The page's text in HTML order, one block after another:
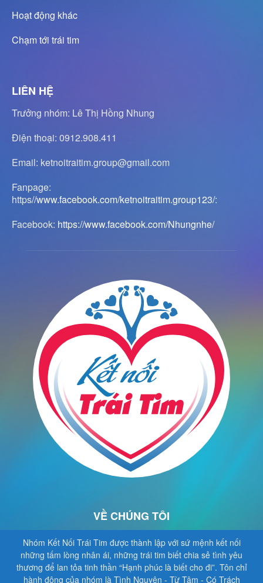
Hoạt động khác
Chạm tới trái tim
LIÊN HỆ
Trưởng nhóm: Lê Thị Hồng Nhung
Điện thoại: 0912.908.411
Email: ketnoitraitim.group@gmail.com
Fanpage:
https//www.facebook.com/ketnoitraitim.group123/:
Facebook: https://www.facebook.com/Nhungnhe/
VỀ CHÚNG TÔI
Nhóm Kết Nối Trái Tim được thành lập với sứ mệnh kết nối
những tấm lòng nhân ái, những trái tim biết chia sẻ tình yêu
thương để lan tỏa tinh thần “Hạnh phúc là biết cho đi”. Tôn chỉ
hành động của nhóm là Tình Nguyện - Từ Tâm - Có Trách